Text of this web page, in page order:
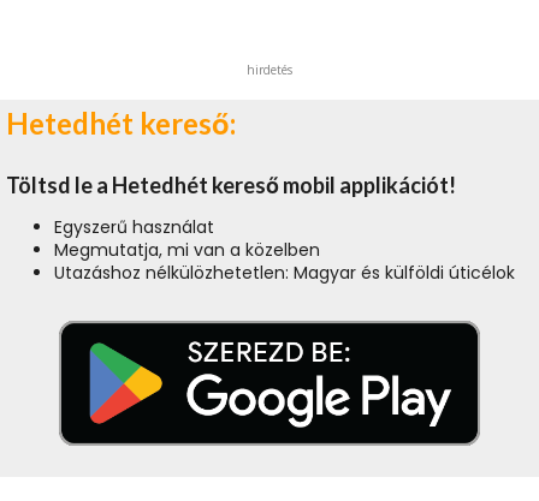
hirdetés
Hetedhét kereső:
Töltsd le a Hetedhét kereső mobil applikációt!
Egyszerű használat
Megmutatja, mi van a közelben
Utazáshoz nélkülözhetetlen: Magyar és külföldi úticélok